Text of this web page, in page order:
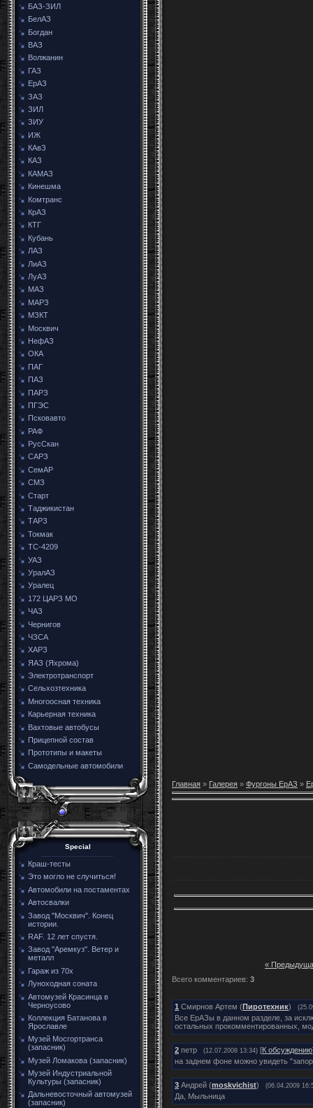
БАЗ-ЗИЛ
БелАЗ
Богдан
ВАЗ
Волжанин
ГАЗ
ЕрАЗ
ЗАЗ
ЗИЛ
ЗИУ
ИЖ
КАвЗ
КАЗ
КАМАЗ
Кинешма
Комтранс
КрАЗ
КТГ
Кубань
ЛАЗ
ЛиАЗ
ЛуАЗ
МАЗ
МАРЗ
МЗКТ
Москвич
НефАЗ
ОКА
ПАГ
ПАЗ
ПАРЗ
ПГЭС
Псковавто
РАФ
РусСкан
САРЗ
СемАР
СМЗ
Старт
Таджикистан
ТАРЗ
Токмак
ТС-4209
УАЗ
УралАЗ
Уралец
172 ЦАРЗ МО
ЧАЗ
Чернигов
ЧЗСА
ХАРЗ
ЯАЗ (Яхрома)
Электротранспорт
Сельхозтехника
Многоосная техника
Карьерная техника
Вахтовые автобусы
Прицепной состав
Прототипы и макеты
Самодельные автомобили
Special
Краш-тесты
Это могло не случиться!
Автомобили на постаментах
Автосвалки
Завод "Москвич". Конец
истории.
RAF. 12 лет спустя.
Завод "Аремкуз". Ветер и
металл
Гараж из 70х
Луноходная соната
Автомузей Красинца в
Черноусово
Коллекция Батанова в
Ярославле
Музей Мосгортранса
(запасник)
Музей Ломакова (запасник)
Музей Индустриальной
Культуры (запасник)
Дальневосточный автомузей
(запасник)
Главная » Галерея » Фургоны ЕрАЗ »
«
Всего комментариев: 3
1 Смирнов Артем (Пиротехник)
Все ЕрАЗы в данном разделе, за
остальных прокомментированных,
2 петр (12.07.2008 13:34) [К обсуждению
на заднем фоне можно увидеть
3 Андрей (moskvichist) (06.04.2009
Да, Мыльница